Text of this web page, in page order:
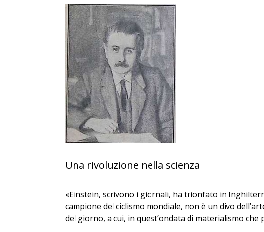
Una rivoluzione nella scienza
«Einstein, scrivono i giornali, ha trionfato in
campione del ciclismo mondiale, non è un divo
del giorno, a cui, in quest’ondata di materialismo